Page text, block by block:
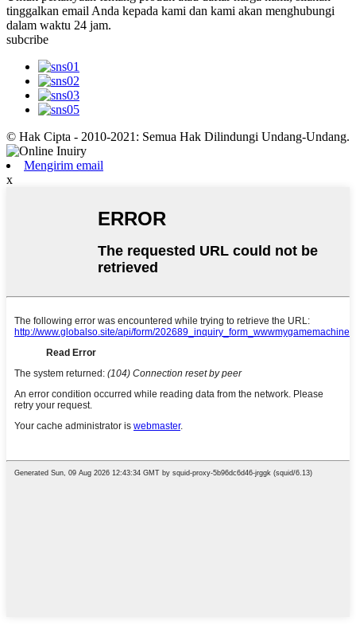
tinggalkan email Anda kepada kami dan kami akan menghubungi
dalam waktu 24 jam.
subcribe
© Hak Cipta - 2010-2021: Semua Hak Dilindungi Undang-Undang.
Mengirim email
x